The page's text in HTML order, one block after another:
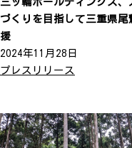
づくりを目指して三重県
援
2024年11月28日
プレスリリース